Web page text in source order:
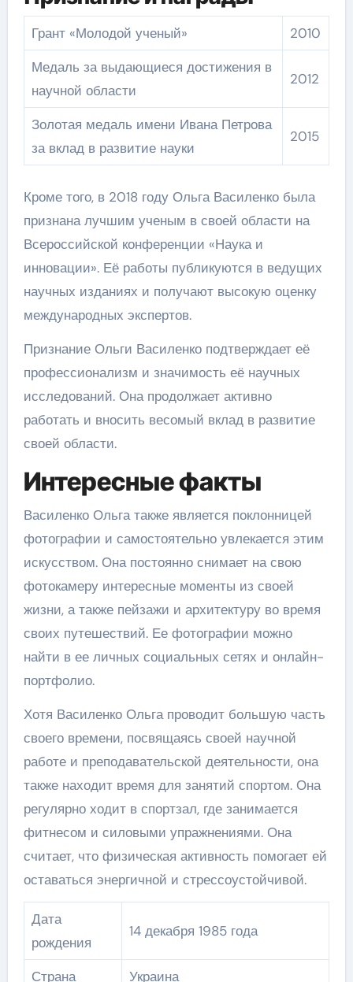
Грант «Молодой ученый»
2010
Медаль за выдающиеся достижения в
научной области
2012
Золотая медаль имени Ивана Петрова
за вклад в развитие науки
2015
Кроме того, в 2018 году Ольга Василенко была
признана лучшим ученым в своей области на
Всероссийской конференции «Наука и
инновации». Её работы публикуются в ведущих
научных изданиях и получают высокую оценку
международных экспертов.
Признание Ольги Василенко подтверждает её
профессионализм и значимость её научных
исследований. Она продолжает активно
работать и вносить весомый вклад в развитие
своей области.
Интересные факты
Василенко Ольга также является поклонницей
фотографии и самостоятельно увлекается этим
искусством. Она постоянно снимает на свою
фотокамеру интересные моменты из своей
жизни, а также пейзажи и архитектуру во время
своих путешествий. Ее фотографии можно
найти в ее личных социальных сетях и онлайн-
портфолио.
Хотя Василенко Ольга проводит большую часть
своего времени, посвящаясь своей научной
работе и преподавательской деятельности, она
также находит время для занятий спортом. Она
регулярно ходит в спортзал, где занимается
фитнесом и силовыми упражнениями. Она
считает, что физическая активность помогает ей
оставаться энергичной и стрессоустойчивой.
Дата
рождения
14 декабря 1985 года
Страна Украина